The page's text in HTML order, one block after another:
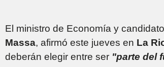
El ministro de Economía y
Massa, afirmó este jueves en La
deberán elegir entre ser "parte del